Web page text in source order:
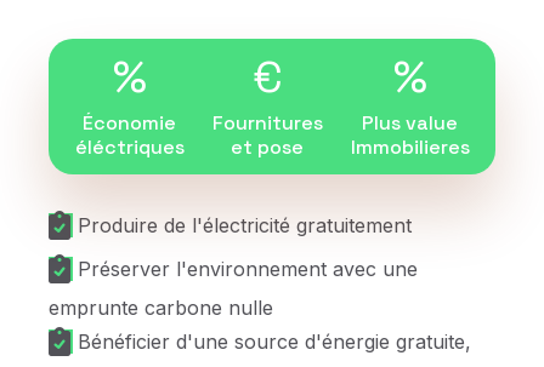
%
Économie
éléctriques
€
Fournitures
et pose
%
Plus value
Immobilieres
Produire de l'électricité gratuitement
Préserver l'environnement avec une
emprunte carbone nulle
Bénéficier d'une source d'énergie gratuite,